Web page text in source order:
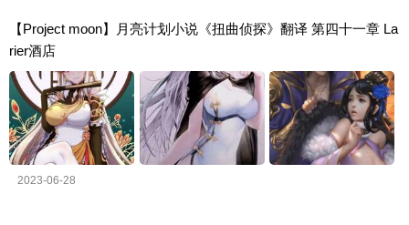
【Project moon】月亮计划小说《扭曲侦探》翻译 第四十一章 La
rier酒店
2023-06-28